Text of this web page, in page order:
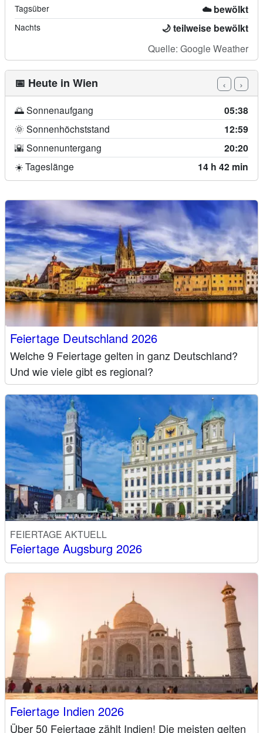
Tagsüber ☁️ bewölkt
Nachts 🌙 teilweise bewölkt
Quelle: Google Weather
📅 Heute in Wien ‹ ›
🌅 Sonnenaufgang 05:38
🌞 Sonnenhöchststand 12:59
🌇 Sonnenuntergang 20:20
☀️ Tageslänge 14 h 42 min
Feiertage Deutschland 2026
Welche 9 Feiertage gelten in ganz Deutschland?
Und wie viele gibt es regional?
FEIERTAGE AKTUELL
Feiertage Augsburg 2026
Feiertage Indien 2026
Über 50 Feiertage zählt Indien! Die meisten gelten